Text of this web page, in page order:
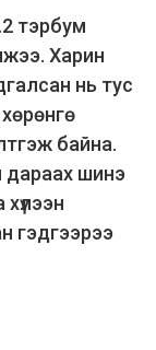
тэрбум
Харин
нь тус
байна.
дараах шинэ
гэдгээрээ